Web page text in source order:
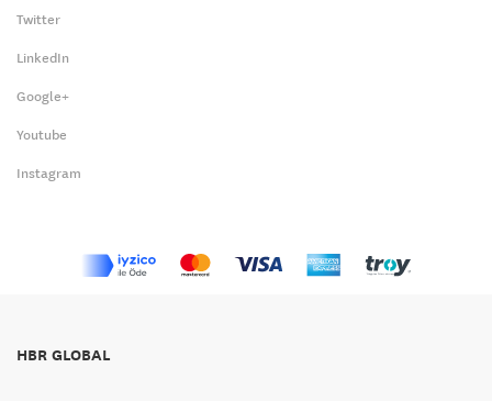
Twitter
LinkedIn
Google+
Youtube
Instagram
HBR GLOBAL